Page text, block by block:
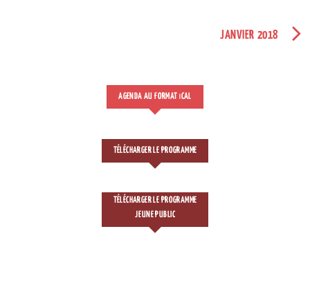
JANVIER 2018
AGENDA AU FORMAT CAL
TÉLÉCHARGER LE PROGRAMME
TÉLÉCHARGER LE PROGRAMME
JEUNE PUBLIC